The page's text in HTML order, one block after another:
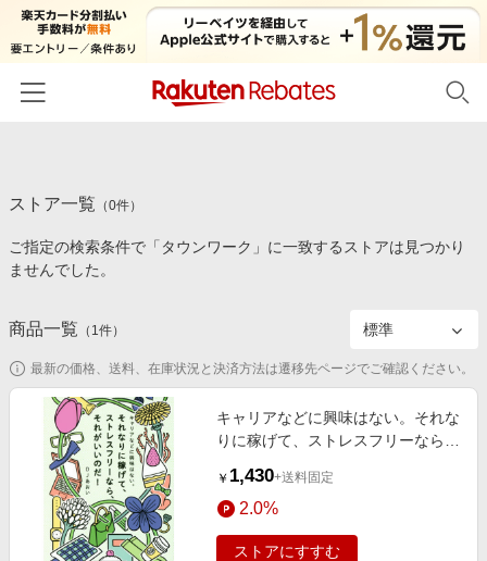
カテゴリー一覧
百貨店・総合ECモール
食品・スイーツ・お酒
コスメ・健康・医薬品
キッズ・ベビー用品
家電・PC・スマホ・カメラ
エンタメ
スポーツ・アウトドア・ゴルフ
イベント一覧
初回購入者限定特典
対象ストア新規限定特典
新着ストアのご紹介
電子書籍特集
楽天ペイ導入ストア
楽天サービス特集
旅行特集
楽天IDでログイン/会員登録
ストア一覧 （0件）
ご指定の検索条件で「タウンワーク」に一致するストアは見つかり
ませんでした。
商品一覧 （ 1件）
最新の価格、送料、在庫状況と決済方法は遷移先ページでご確認ください。
キャリアなどに興味はない。それな
りに稼げて、ストレスフリーなら、
￥ 1,430+送料固定
2.0%
ストアにすすむ